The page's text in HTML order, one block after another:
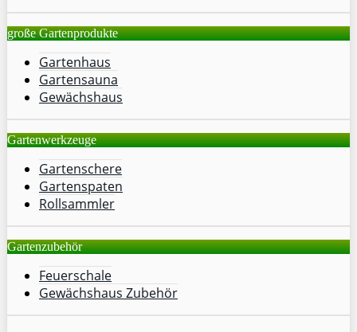
große Gartenprodukte
Gartenhaus
Gartensauna
Gewächshaus
Gartenwerkzeuge
Gartenschere
Gartenspaten
Rollsammler
Gartenzubehör
Feuerschale
Gewächshaus Zubehör